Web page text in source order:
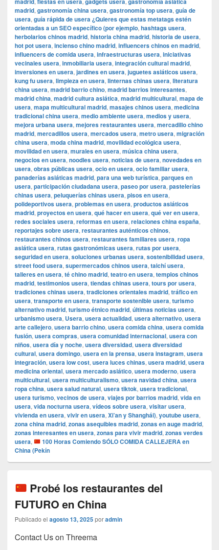
madrid, gastronomía china usera, gastronomía top usera, guía de
usera, guía rápida de usera ¿Quieres que estas metatags estén
orientadas a un SEO específico (por ejemplo, hashtags usera,
herbolarios chinos madrid, historia china madrid, historia de usera,
hot pot usera, incienso chino madrid, influencers chinos en madrid,
influencers de comida usera, infraestructuras usera, iniciativas
vecinales usera, inmobiliaria usera, integración cultural madrid,
inversiones en usera, jardines en usera, juguetes asiáticos usera,
kung fu usera, limpieza en usera, linternas chinas usera, literatura
china usera, madrid barrio chino, madrid barrios interesantes,
madrid china, madrid cultura asiática, madrid multicultural, mapa de
usera, mapa multicultural madrid, masajes chinos usera, medicina
tradicional china usera, medio ambiente usera, medios y usera,
mejora urbana usera, mejores restaurantes usera, mercadillo chino
madrid, mercadillos usera, mercados usera, metro usera, migración
china usera, moda china madrid, movilidad ecológica usera,
movilidad en usera, murales en usera, música china usera,
negocios en usera, noodles usera, noticias de usera, novedades en
usera, obras públicas usera, ocio en usera, ocio familiar usera,
panaderías asiáticas madrid, para una web turística, parques en
usera, participación ciudadana usera, paseo por usera, pastelerías
chinas usera, peluquerías chinas usera, pisos en usera,
polideportivos usera, problemas en usera, productos asiáticos
madrid, proyectos en usera, qué hacer en usera, qué ver en usera,
redes sociales usera, reformas en usera, relaciones china españa,
reportajes sobre usera, restaurantes auténticos chinos,
restaurantes chinos usera, restaurantes familiares usera, ropa
asiática usera, rutas gastronómicas usera, rutas por usera,
seguridad en usera, soluciones urbanas usera, sostenibilidad usera,
street food usera, supermercados chinos usera, taichí usera,
talleres en usera, té chino madrid, teatro en usera, templos chinos
madrid, testimonios usera, tiendas chinas usera, tours por usera,
tradiciones chinas usera, tradiciones orientales madrid, tráfico en
usera, transporte en usera, transporte sostenible usera, turismo
alternativo madrid, turismo étnico madrid, últimas noticias usera,
urbanismo usera, Usera, usera actualidad, usera alternativo, usera
arte callejero, usera barrio chino, usera comida china, usera comida
fusión, usera compras, usera comunidad internacional, usera con
niños, usera día y noche, usera diversidad, usera diversidad
cultural, usera domingo, usera en la prensa, usera instagram, usera
integración, usera low cost, usera luces chinas, usera madrid, usera
medicina oriental, usera mercado asiático, usera moderno, usera
multicultural, usera multiculturalismo, usera navidad china, usera
ropa china, usera salud natural, usera tiktok, usera tradicional,
usera turismo, vecinos de usera, viajes por barrios madrid, vida en
usera, vida nocturna usera, vídeos sobre usera, visitar usera,
vivienda en usera, vivir en usera, Xi’an y Shanghái), youtube usera,
zona china madrid, zonas asequibles madrid, zonas en auge madrid,
zonas interesantes en usera, zonas para vivir madrid, zonas verdes
usera,
100 Horas Comiendo SÓLO COMIDA CALLEJERA en
China (Pekín
Probé los restaurantes del
FUTURO en China
Publicado el agosto 13, 2025poradmin
Contact Us on Threema